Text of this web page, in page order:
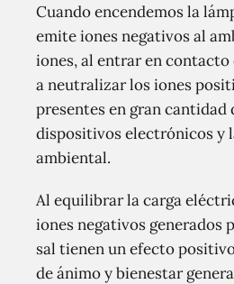
Cuando encendemos la
emite iones negativos al
iones, al entrar en contacto
a neutralizar los iones
presentes en gran cantidad
dispositivos electrónicos y
ambiental.
Al equilibrar la carga
iones negativos generados
sal tienen un efecto
de ánimo y bienestar